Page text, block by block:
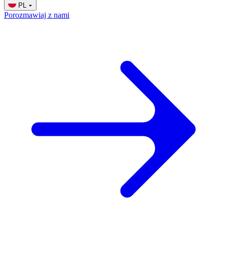
PL
Porozmawiaj z nami